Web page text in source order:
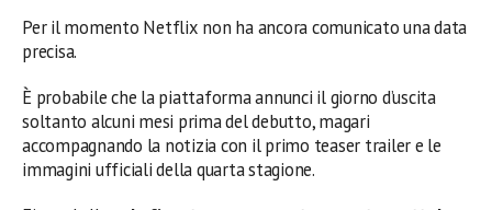
Per il momento Netflix non ha ancora comunicato una data
precisa.
È probabile che la piattaforma annunci il giorno d’uscita
soltanto alcuni mesi prima del debutto, magari
accompagnando la notizia con il primo teaser trailer e le
immagini ufficiali della quarta stagione.